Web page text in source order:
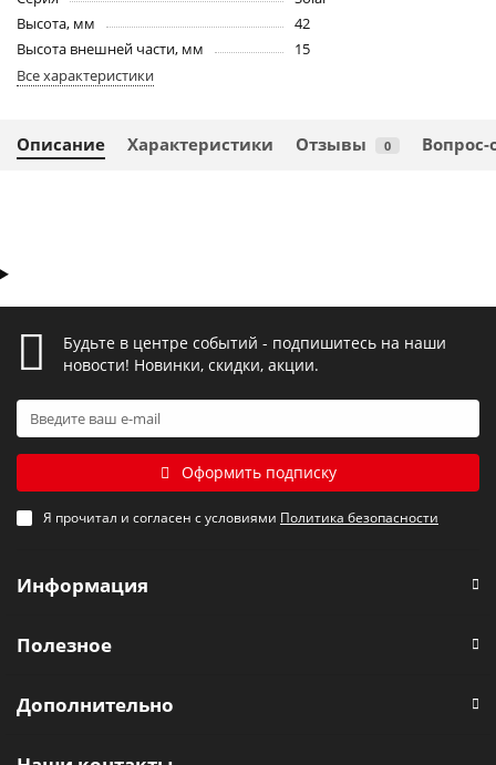
Высота, мм
42
Высота внешней части, мм
15
Все характеристики
Описание Характеристики Отзывы 0 Вопрос-
Будьте в центре событий - подпишитесь на наши
новости! Новинки, скидки, акции.
Оформить подписку
Я прочитал и согласен с условиями Политика безопасности
Информация
Полезное
Дополнительно